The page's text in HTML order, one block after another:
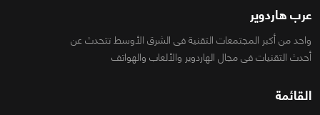
عرب هاردوير
واحد من أكبر المجتمعات التقنية فى الشرق الأوسط تتحدث عن
أحدث التقنيات فى مجال الهاردوير والألعاب والهواتف
القائمة